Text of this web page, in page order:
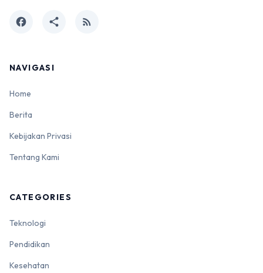
facebook share rss_feed
NAVIGASI
Home
Berita
Kebijakan Privasi
Tentang Kami
CATEGORIES
Teknologi
Pendidikan
Kesehatan